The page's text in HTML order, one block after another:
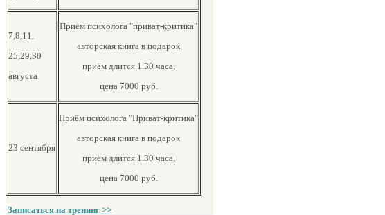
7,8,11,
25,29,30
августа
Приём психолога "приват-критика"
авторская книга в подарок
приём длится 1.30 часа,
цена 7000 руб.
23 сентября
Приём психолога "Приват-критика"
авторская книга в подарок
приём длится 1.30 часа,
цена 7000 руб.
Записаться на тренинг >>